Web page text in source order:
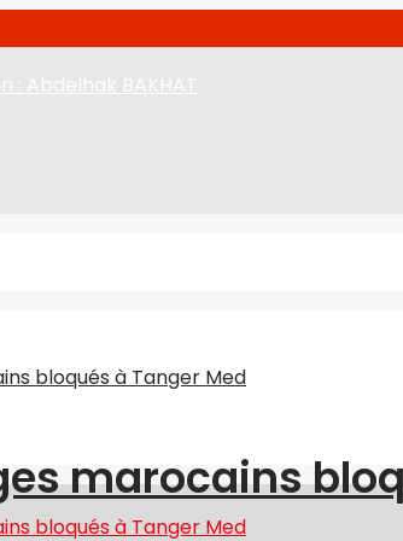
Abdelhak BAKHAT
marocains